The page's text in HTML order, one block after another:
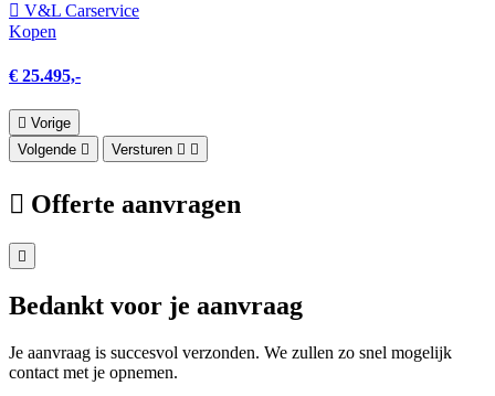
V&L Carservice
Kopen
€ 25.495,-
Vorige
Volgende
Versturen
Offerte aanvragen
Bedankt voor je aanvraag
Je aanvraag is succesvol verzonden. We zullen zo snel mogelijk
contact met je opnemen.